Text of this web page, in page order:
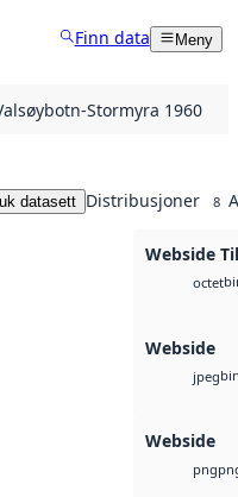
Finn data Meny
Stormyra 1960
datasett Distribusjoner 8
Webside
octet
Webside
jpeg
Webside
png